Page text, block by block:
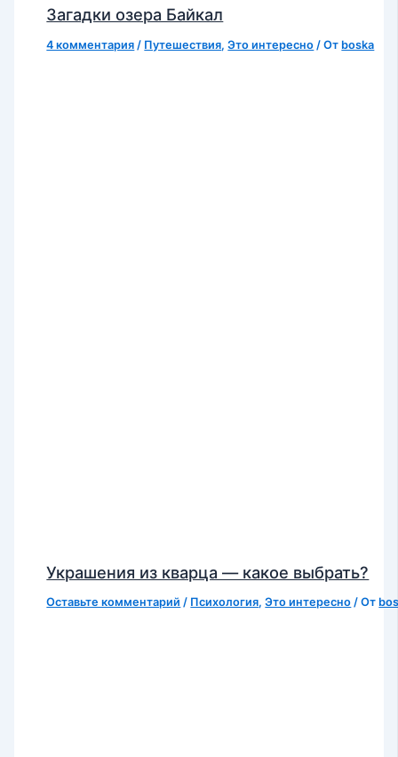
Загадки озера Байкал
4 комментария / Путешествия,Это интересно / От boska
Украшения из кварца — какое выбрать?
Оставьте комментарий / Психология,Это интересно / От